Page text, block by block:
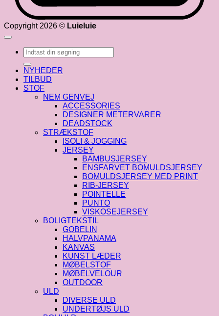
Copyright 2026 © Luieluie
Søg
efter:
NYHEDER
TILBUD
STOF
NEM GENVEJ
ACCESSORIES
DESIGNER METERVARER
DEADSTOCK
STRÆKSTOF
ISOLI & JOGGING
JERSEY
BAMBUSJERSEY
ENSFARVET BOMULDSJERSEY
BOMULDSJERSEY MED PRINT
RIB-JERSEY
POINTELLE
PUNTO
VISKOSEJERSEY
BOLIGTEKSTIL
GOBELIN
HALVPANAMA
KANVAS
KUNST LÆDER
MØBELSTOF
MØBELVELOUR
OUTDOOR
ULD
DIVERSE ULD
UNDERTØJS ULD